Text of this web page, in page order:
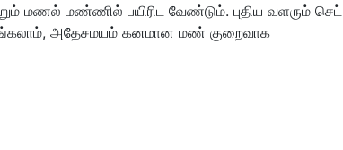
மணல் மண்ணில் பயிரிட வேண்டும். புதிய வளரும் செட்
, அதேசமயம் கனமான மண் குறைவாக